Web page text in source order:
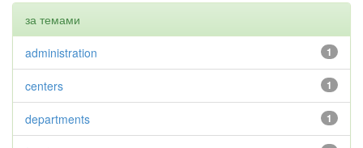
за темами
1
administration
1
centers
1
departments